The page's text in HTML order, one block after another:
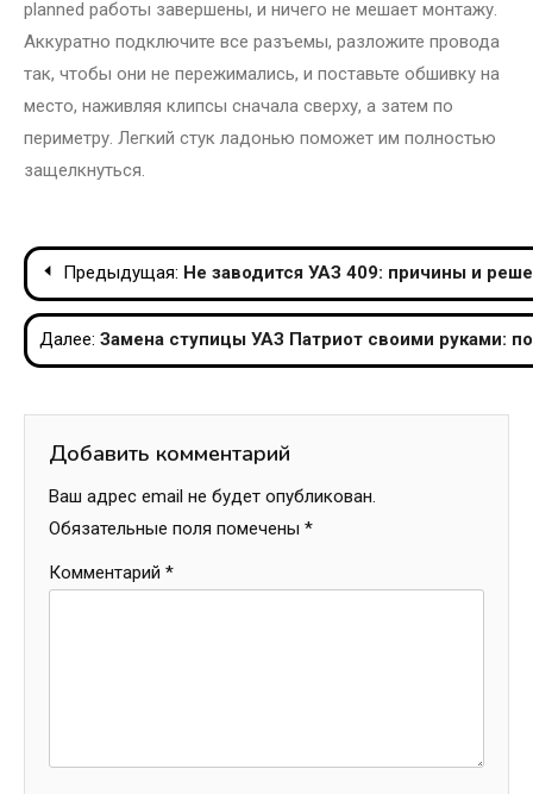
planned работы завершены, и ничего не мешает монтажу.
Аккуратно подключите все разъемы, разложите провода
так, чтобы они не пережимались, и поставьте обшивку на
место, наживляя клипсы сначала сверху, а затем по
периметру. Легкий стук ладонью поможет им полностью
защелкнуться.
Навигация
по
записям
Предыдущая: Не заводится УАЗ 409: причины и
Далее: Замена ступицы УАЗ Патриот своими руками:
Добавить комментарий
Ваш адрес email не будет опубликован.
Обязательные поля помечены *
Комментарий *